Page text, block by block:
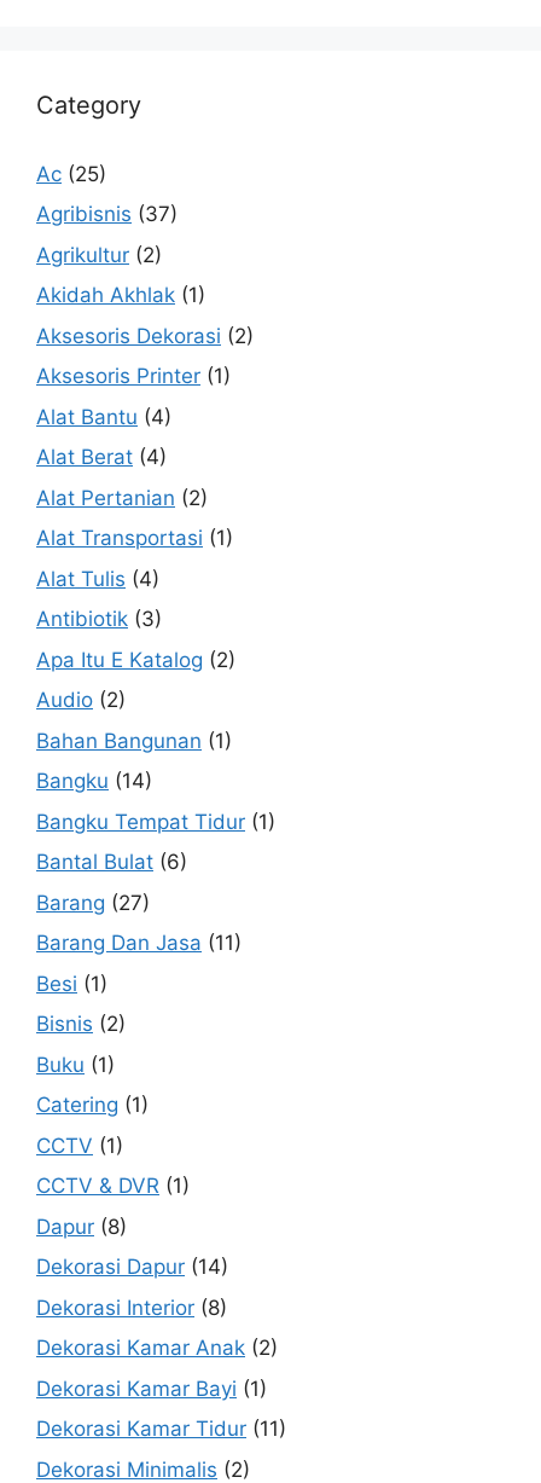
Category
Ac (25)
Agribisnis (37)
Agrikultur (2)
Akidah Akhlak (1)
Aksesoris Dekorasi (2)
Aksesoris Printer (1)
Alat Bantu (4)
Alat Berat (4)
Alat Pertanian (2)
Alat Transportasi (1)
Alat Tulis (4)
Antibiotik (3)
Apa Itu E Katalog (2)
Audio (2)
Bahan Bangunan (1)
Bangku (14)
Bangku Tempat Tidur (1)
Bantal Bulat (6)
Barang (27)
Barang Dan Jasa (11)
Besi (1)
Bisnis (2)
Buku (1)
Catering (1)
CCTV (1)
CCTV & DVR (1)
Dapur (8)
Dekorasi Dapur (14)
Dekorasi Interior (8)
Dekorasi Kamar Anak (2)
Dekorasi Kamar Bayi (1)
Dekorasi Kamar Tidur (11)
Dekorasi Minimalis (2)